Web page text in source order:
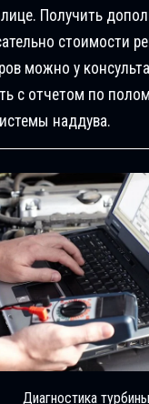
Получить
стоимости
можно у
с отчетом по
наддува.
Диагностика турбины